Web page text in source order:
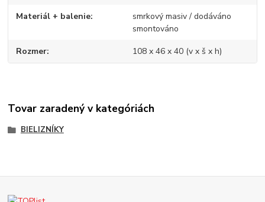
Materiál + balenie
smrkový masiv / dodáváno
smontováno
Rozmer 108 x 46 x 40 (v x š x h)
Tovar zaradený v kategóriách
BIELIZNÍKY